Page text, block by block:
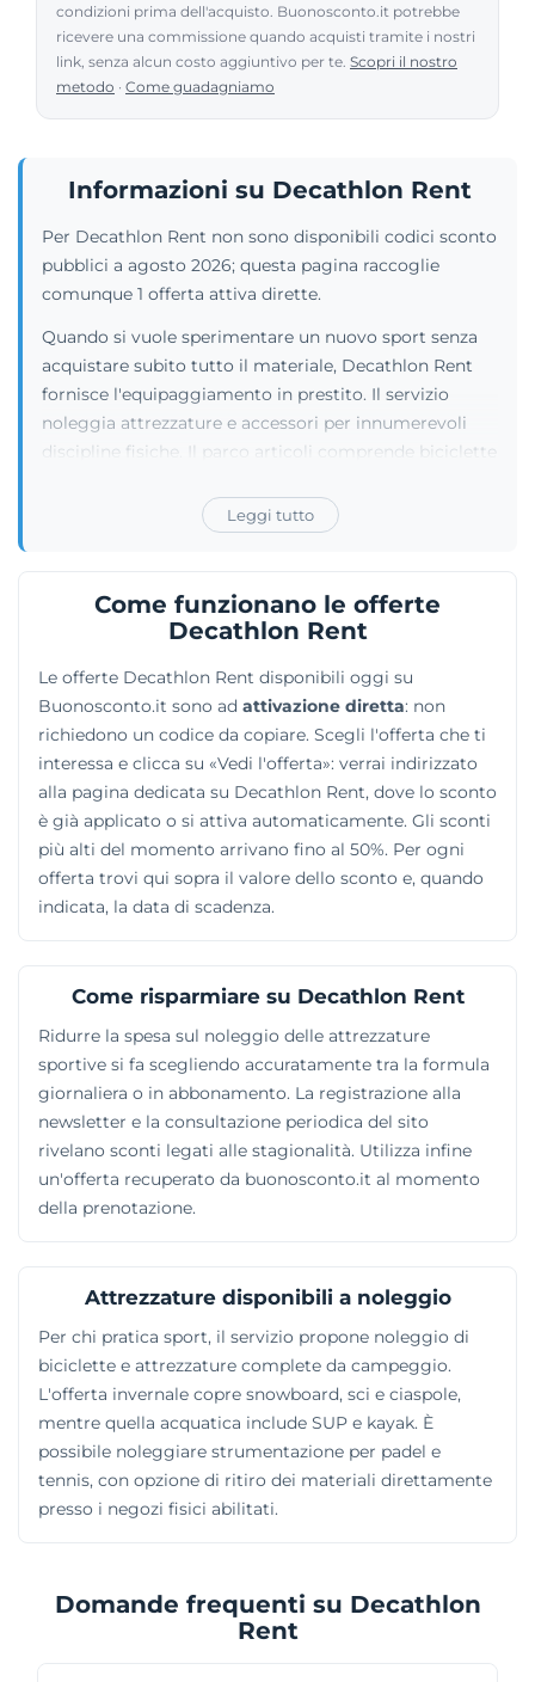
condizioni prima dell'acquisto. Buonosconto.it potrebbe
ricevere una commissione quando acquisti tramite i nostri
link, senza alcun costo aggiuntivo per te. Scopri il nostro
metodo · Come guadagniamo
Informazioni su Decathlon Rent
Per Decathlon Rent non sono disponibili codici sconto
pubblici a agosto 2026; questa pagina raccoglie
comunque 1 offerta attiva dirette.
Quando si vuole sperimentare un nuovo sport senza
acquistare subito tutto il materiale, Decathlon Rent
fornisce l'equipaggiamento in prestito. Il servizio
noleggia attrezzature e accessori per innumerevoli
discipline fisiche. Il parco articoli comprende biciclette
tende e dispositivi per il campeggio, oltre a SUP e
kayak per le attività acquatiche. L'organizzazione
clienti si recano per ritirare e riconsegnare i prodotti
prenotati. I contratti prevedono una notevole
giornalieri o la sottoscrizione di specifiche formule in
abbonamento, adattandosi alla durata effettiva delle
escursioni o degli allenamenti.
Leggi tutto
Come funzionano le offerte
Decathlon Rent
Le offerte Decathlon Rent disponibili oggi su
Buonosconto.it sono ad attivazione diretta: non
richiedono un codice da copiare. Scegli l'offerta che ti
interessa e clicca su «Vedi l'offerta»: verrai indirizzato
alla pagina dedicata su Decathlon Rent, dove lo sconto
è già applicato o si attiva automaticamente. Gli sconti
più alti del momento arrivano fino al 50%. Per ogni
offerta trovi qui sopra il valore dello sconto e, quando
indicata, la data di scadenza.
Come risparmiare su Decathlon Rent
Ridurre la spesa sul noleggio delle attrezzature
sportive si fa scegliendo accuratamente tra la formula
giornaliera o in abbonamento. La registrazione alla
newsletter e la consultazione periodica del sito
rivelano sconti legati alle stagionalità. Utilizza infine
un'offerta recuperato da buonosconto.it al momento
della prenotazione.
Attrezzature disponibili a noleggio
Per chi pratica sport, il servizio propone noleggio di
biciclette e attrezzature complete da campeggio.
L'offerta invernale copre snowboard, sci e ciaspole,
mentre quella acquatica include SUP e kayak. È
possibile noleggiare strumentazione per padel e
tennis, con opzione di ritiro dei materiali direttamente
presso i negozi fisici abilitati.
Domande frequenti su Decathlon
Rent